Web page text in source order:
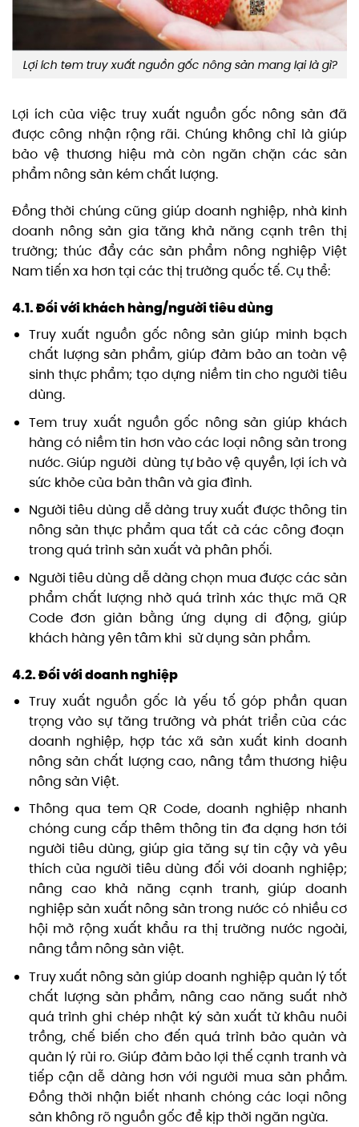
Lợi ích tem truy xuất nguồn gốc nông sản mang lại là gì?
Lợi ích của việc truy xuất nguồn gốc nông sản đã
được công nhận rộng rãi. Chúng không chỉ là giúp
bảo vệ thương hiệu mà còn ngăn chặn các sản
phẩm nông sản kém chất lượng.
Đồng thời chúng cũng giúp doanh nghiệp, nhà kinh
doanh nông sản gia tăng khả năng cạnh trên thị
trường; thúc đẩy các sản phẩm nông nghiệp Việt
Nam tiến xa hơn tại các thị trường quốc tế. Cụ thể:
4.1. Đối với khách hàng/người tiêu dùng
Truy xuất nguồn gốc nông sản giúp minh bạch
chất lượng sản phẩm, giúp đảm bảo an toàn vệ
sinh thực phẩm; tạo dựng niềm tin cho người tiêu
dùng.
Tem truy xuất nguồn gốc nông sản giúp khách
hàng có niềm tin hơn vào các loại nông sản trong
nước. Giúp người dùng tự bảo vệ quyền, lợi ích và
sức khỏe của bản thân và gia đình.
Người tiêu dùng dễ dàng truy xuất được thông tin
nông sản thực phẩm qua tất cả các công đoạn
trong quá trình sản xuất và phân phối.
Người tiêu dùng dễ dàng chọn mua được các sản
phẩm chất lượng nhờ quá trình xác thực mã QR
Code đơn giản bằng ứng dụng di động, giúp
khách hàng yên tâm khi sử dụng sản phẩm.
4.2. Đối với doanh nghiệp
Truy xuất nguồn gốc là yếu tố góp phần quan
trọng vào sự tăng trưởng và phát triển của các
doanh nghiệp, hợp tác xã sản xuất kinh doanh
nông sản chất lượng cao, nâng tầm thương hiệu
nông sản Việt.
Thông qua tem QR Code, doanh nghiệp nhanh
chóng cung cấp thêm thông tin đa dạng hơn tới
người tiêu dùng, giúp gia tăng sự tin cậy và yêu
thích của người tiêu dùng đối với doanh nghiệp;
nâng cao khả năng cạnh tranh, giúp doanh
nghiệp sản xuất nông sản trong nước có nhiều cơ
hội mở rộng xuất khẩu ra thị trường nước ngoài,
nâng tầm nông sản việt.
Truy xuất nông sản giúp doanh nghiệp quản lý tốt
chất lượng sản phẩm, nâng cao năng suất nhờ
quá trình ghi chép nhật ký sản xuất từ khâu nuôi
trồng, chế biến cho đến quá trình bảo quản và
quản lý rủi ro. Giúp đảm bảo lợi thế cạnh tranh và
tiếp cận dễ dàng hơn với người mua sản phẩm.
Đồng thời nhận biết nhanh chóng các loại nông
sản không rõ nguồn gốc để kịp thời ngăn ngừa.